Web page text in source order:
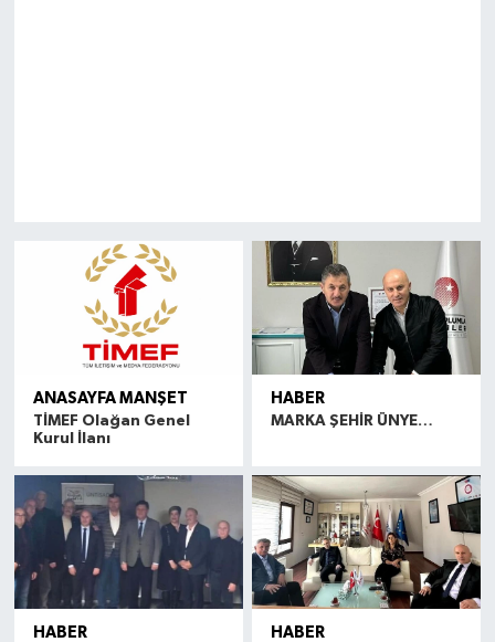
ANASAYFA MANŞET
TİMEF Olağan Genel
Kurul İlanı
HABER
MARKA ŞEHİR ÜNYE…
HABER HABER